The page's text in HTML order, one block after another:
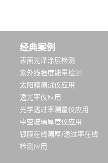
经典案例
表面光泽涂层检测
紫外线强度能量检测
太阳膜测试仪应用
透光率仪应用
光学透过率测量仪应用
中空玻璃厚度仪应用
镀膜在线测厚/透过率在线
检测应用